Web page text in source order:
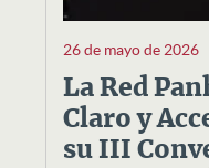
26 de mayo de 2026
La Red
Claro y
su III